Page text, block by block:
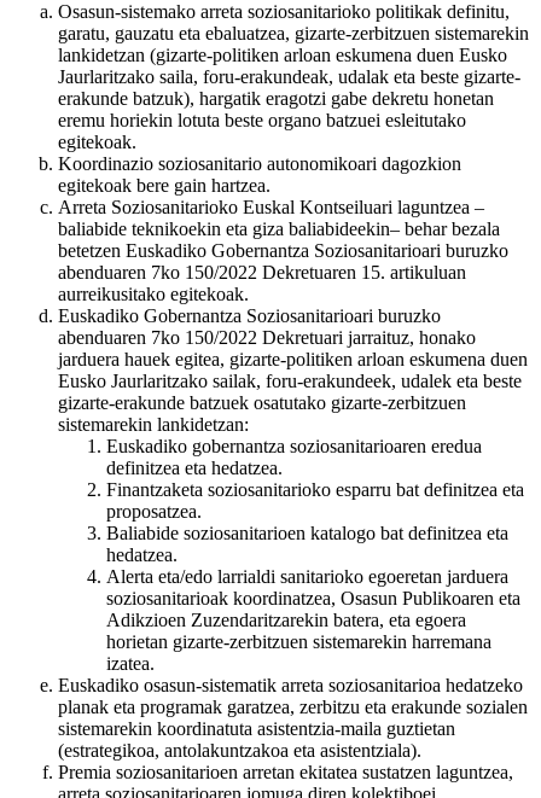
Osasun-sistemako arreta soziosanitarioko politikak definitu,
garatu, gauzatu eta ebaluatzea, gizarte-zerbitzuen sistemarekin
lankidetzan (gizarte-politiken arloan eskumena duen Eusko
Jaurlaritzako saila, foru-erakundeak, udalak eta beste gizarte-
erakunde batzuk), hargatik eragotzi gabe dekretu honetan
eremu horiekin lotuta beste organo batzuei esleitutako
egitekoak.
Koordinazio soziosanitario autonomikoari dagozkion
egitekoak bere gain hartzea.
Arreta Soziosanitarioko Euskal Kontseiluari laguntzea –
baliabide teknikoekin eta giza baliabideekin– behar bezala
betetzen Euskadiko Gobernantza Soziosanitarioari buruzko
abenduaren 7ko 150/2022 Dekretuaren 15. artikuluan
aurreikusitako egitekoak.
Euskadiko Gobernantza Soziosanitarioari buruzko
abenduaren 7ko 150/2022 Dekretuari jarraituz, honako
jarduera hauek egitea, gizarte-politiken arloan eskumena duen
Eusko Jaurlaritzako sailak, foru-erakundeek, udalek eta beste
gizarte-erakunde batzuek osatutako gizarte-zerbitzuen
sistemarekin lankidetzan:
Euskadiko gobernantza soziosanitarioaren eredua
definitzea eta hedatzea.
Finantzaketa soziosanitarioko esparru bat definitzea eta
proposatzea.
Baliabide soziosanitarioen katalogo bat definitzea eta
hedatzea.
Alerta eta/edo larrialdi sanitarioko egoeretan jarduera
soziosanitarioak koordinatzea, Osasun Publikoaren eta
Adikzioen Zuzendaritzarekin batera, eta egoera
horietan gizarte-zerbitzuen sistemarekin harremana
izatea.
Euskadiko osasun-sistematik arreta soziosanitarioa hedatzeko
planak eta programak garatzea, zerbitzu eta erakunde sozialen
sistemarekin koordinatuta asistentzia-maila guztietan
(estrategikoa, antolakuntzakoa eta asistentziala).
Premia soziosanitarioen arretan ekitatea sustatzen laguntzea,
arreta soziosanitarioaren jomuga diren kolektiboei